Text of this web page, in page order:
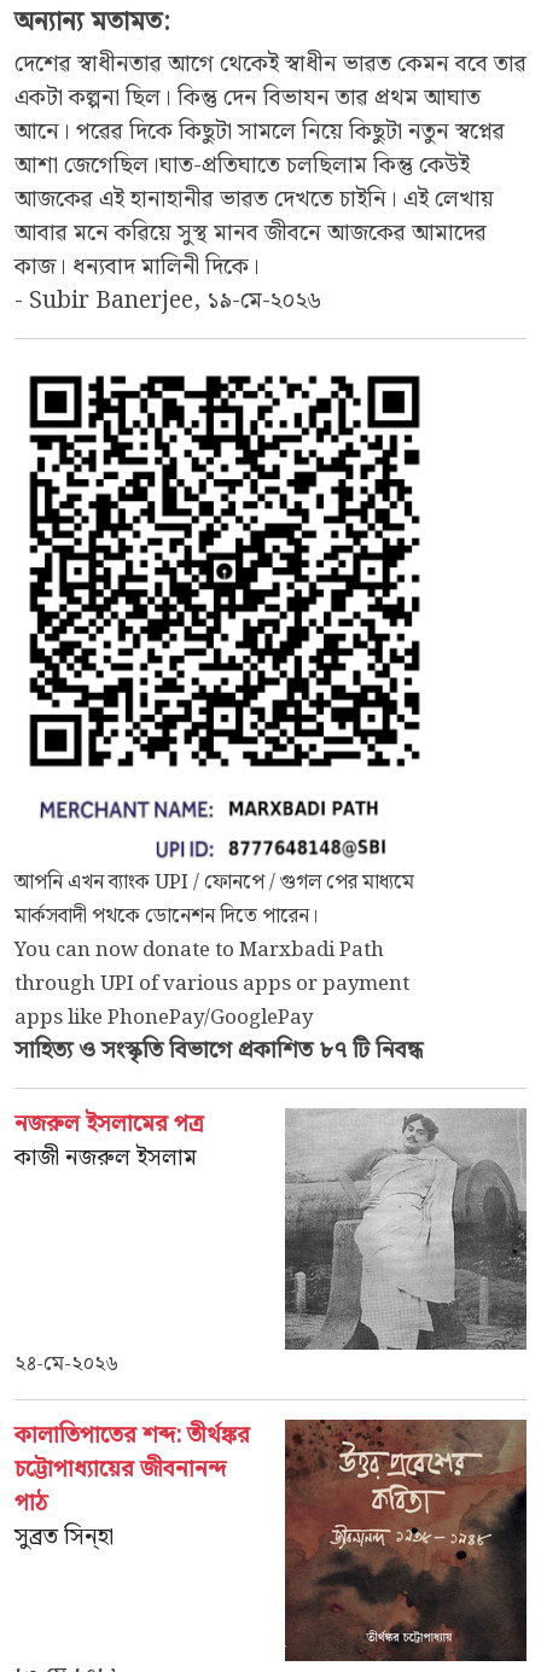
অন্যান্য মতামত:
দেশেৱ স্বাধীনতাৱ আগে থেকেই স্বাধীন ভাৱত কেমন ববে তাৱ
একটা কল্পনা ছিল। কিন্তু দেন বিভাযন তাৱ প্ৰথম আঘাত
আনে। পৱেৱ দিকে কিছুটা সামলে নিয়ে কিছুটা নতুন স্বপ্নেৱ
আশা জেগেছিল।ঘাত-প্ৰতিঘাতে চলছিলাম কিন্তু কেউই
আজকেৱ এই হানাহানীৱ ভাৱত দেখতে চাইনি। এই লেখায়
আবাৱ মনে কৱিয়ে সুস্থ মানব জীবনে আজকেৱ আমাদেৱ
কাজ। ধন্যবাদ মালিনী দিকে।
- Subir Banerjee, ১৯-মে-২০২৬
আপনি এখন ব্যাংক UPI / ফোনপে / গুগল পের মাধ্যমে
মার্কসবাদী পথকে ডোনেশন দিতে পারেন।
You can now donate to Marxbadi Path
through UPI of various apps or payment
apps like PhonePay/GooglePay
সাহিত্য ও সংস্কৃতিবিভাগে প্রকাশিত ৮৭ টি নিবন্ধ
নজরুল ইসলামের পত্র
কাজী নজরুল ইসলাম
২৪-মে-২০২৬
কালাতিপাতের শব্দ: তীর্থঙ্কর
চট্টোপাধ্যায়ের জীবনানন্দ
পাঠ
সুব্রত সিন্‌হা